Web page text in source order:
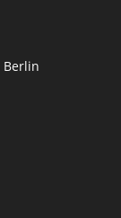
Berlin